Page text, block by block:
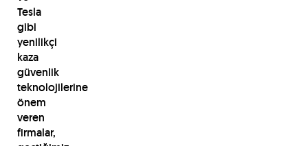
Tesla
gibi
yenilikçi
kaza
güvenlik
teknolojilerine
önem
veren
firmalar,